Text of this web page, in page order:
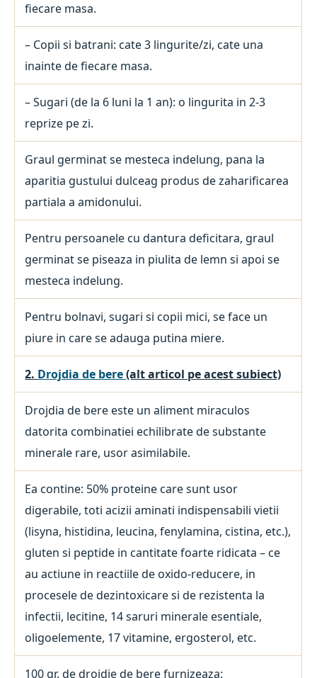
fiecare masa.
– Copii si batrani: cate 3 lingurite/zi, cate una
inainte de fiecare masa.
– Sugari (de la 6 luni la 1 an): o lingurita in 2-3
reprize pe zi.
Graul germinat se mesteca indelung, pana la
aparitia gustului dulceag produs de zaharificarea
partiala a amidonului.
Pentru persoanele cu dantura deficitara, graul
germinat se piseaza in piulita de lemn si apoi se
mesteca indelung.
Pentru bolnavi, sugari si copii mici, se face un
piure in care se adauga putina miere.
2. Drojdia de bere(alt articol pe acest subiect)
Drojdia de bere este un aliment miraculos
datorita combinatiei echilibrate de substante
minerale rare, usor asimilabile.
Ea contine: 50% proteine care sunt usor
digerabile, toti acizii aminati indispensabili vietii
(lisyna, histidina, leucina, fenylamina, cistina, etc.),
gluten si peptide in cantitate foarte ridicata – ce
au actiune in reactiile de oxido-reducere, in
procesele de dezintoxicare si de rezistenta la
infectii, lecitine, 14 saruri minerale esentiale,
oligoelemente, 17 vitamine, ergosterol, etc.
100 gr. de drojdie de bere furnizeaza: